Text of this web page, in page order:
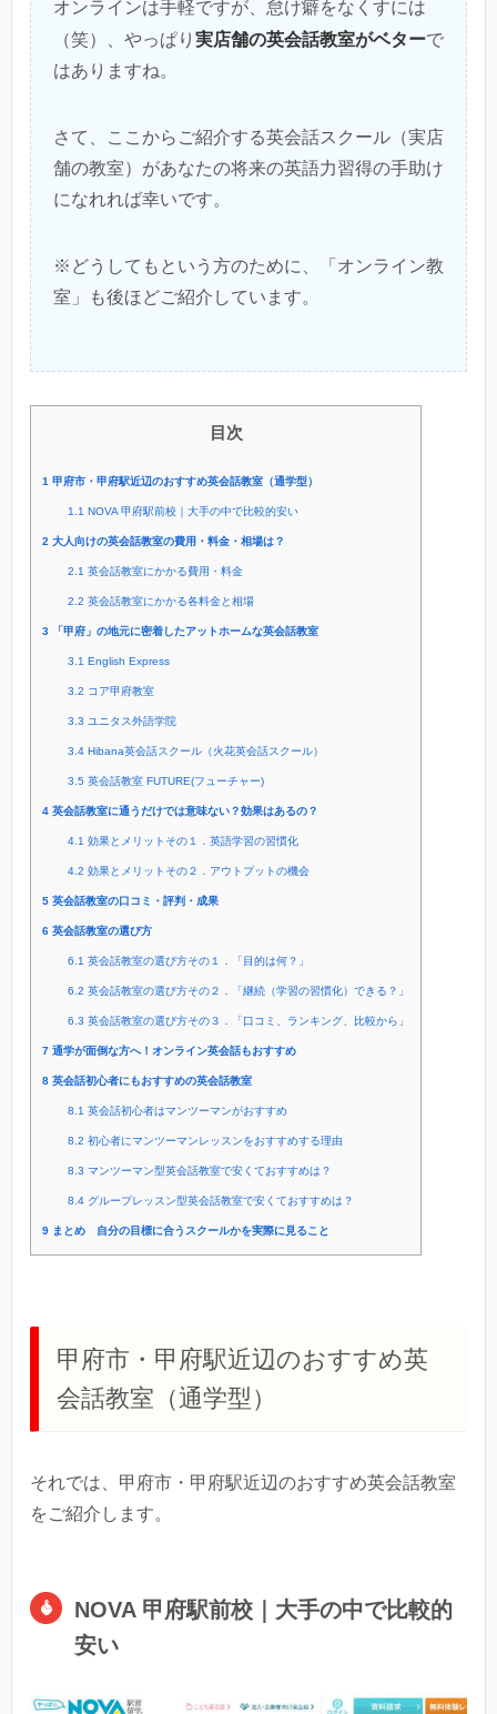
オンラインは手軽ですが、怠け癖をなくすには
（笑）、やっぱり 実店舗の英会話教室がベターで
はありますね。
さて、ここからご紹介する英会話スクール（実店
舗の教室）があなたの将来の英語力習得の手助け
になれれば幸いです。
※どうしてもという方のために、「オンライン教
室」も後ほどご紹介しています。
目次
1 甲府市・甲府駅近辺のおすすめ英会話教室（通学型）
1.1 NOVA 甲府駅前校｜大手の中で比較的安い
2 大人向けの英会話教室の費用・料金・相場は？
2.1 英会話教室にかかる費用・料金
2.2 英会話教室にかかる各料金と相場
3 「甲府」の地元に密着したアットホームな英会話教室
3.1 English Express
3.2 コア甲府教室
3.3 ユニタス外語学院
3.4Hibana英会話スクール（火花英会話スクール）
3.5 英会話教室 FUTURE(フューチャー)
4 英会話教室に通うだけでは意味ない？効果はあるの？
4.1 効果とメリットその１．英語学習の習慣化
4.2 効果とメリットその２．アウトプットの機会
5 英会話教室の口コミ・評判・成果
6 英会話教室の選び方
6.1 英会話教室の選び方その１．「目的は何？」
6.2 英会話教室の選び方その２．「継続（学習の習慣化）できる？」
6.3 英会話教室の選び方その３．「口コミ、ランキング、比較から」
7 通学が面倒な方へ！オンライン英会話もおすすめ
8 英会話初心者にもおすすめの英会話教室
8.1 英会話初心者はマンツーマンがおすすめ
8.2 初心者にマンツーマンレッスンをおすすめする理由
8.3 マンツーマン型英会話教室で安くておすすめは？
8.4グループレッスン型英会話教室で安くておすすめは？
9 まとめ 自分の目標に合うスクールかを実際に見ること
甲府市・甲府駅近辺のおすすめ英
会話教室（通学型）
それでは、甲府市・甲府駅近辺のおすすめ英会話教室
をご紹介します。
NOVA 甲府駅前校｜大手の中で比較的
安い